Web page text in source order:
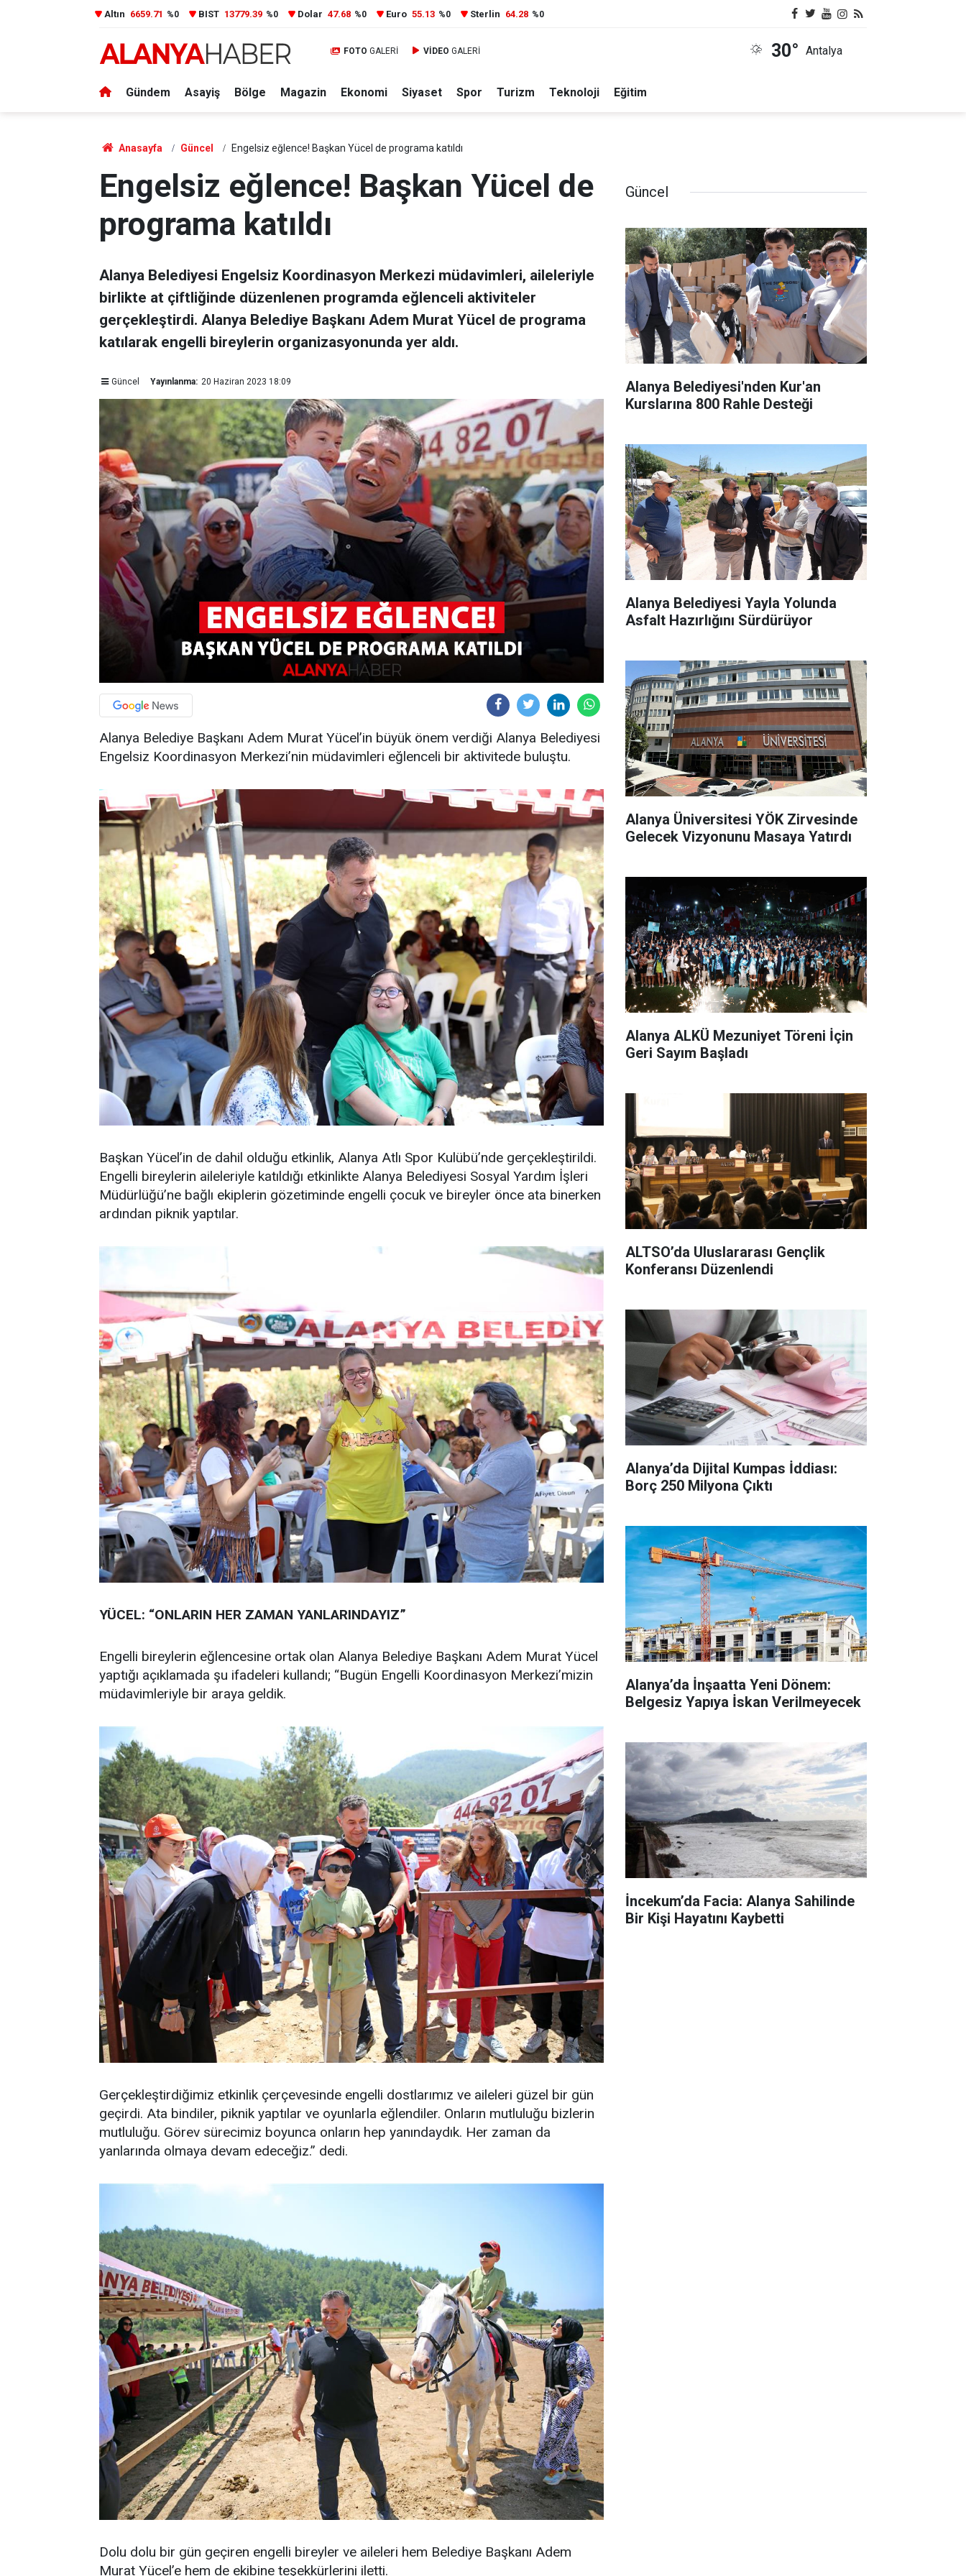
Altın 6659.71 %0 BIST 13779.39 %0 Dolar 47.68 %0 Euro 55.13 %0 Sterlin 64.28 %0
FOTO GALERİ VİDEO GALERİ 30° Antalya
Gündem Asayiş Bölge Magazin Ekonomi Siyaset Spor Turizm Teknoloji Eğitim
Anasayfa Güncel Engelsiz eğlence! Başkan Yücel de programa katıldı
Engelsiz eğlence! Başkan Yücel de
programa katıldı
Alanya Belediyesi Engelsiz Koordinasyon Merkezi müdavimleri, aileleriyle
birlikte at çiftliğinde düzenlenen programda eğlenceli aktiviteler
gerçekleştirdi. Alanya Belediye Başkanı Adem Murat Yücel de programa
katılarak engelli bireylerin organizasyonunda yer aldı.
Güncel Yayınlanma: 20 Haziran 2023 18:09
Alanya Belediye Başkanı Adem Murat Yücel’in büyük önem verdiği Alanya Belediyesi
Engelsiz Koordinasyon Merkezi’nin müdavimleri eğlenceli bir aktivitede buluştu.
Başkan Yücel’in de dahil olduğu etkinlik, Alanya Atlı Spor Kulübü’nde gerçekleştirildi.
Engelli bireylerin aileleriyle katıldığı etkinlikte Alanya Belediyesi Sosyal Yardım İşleri
Müdürlüğü’ne bağlı ekiplerin gözetiminde engelli çocuk ve bireyler önce ata binerken
ardından piknik yaptılar.
YÜCEL: “ONLARIN HER ZAMAN YANLARINDAYIZ”
Engelli bireylerin eğlencesine ortak olan Alanya Belediye Başkanı Adem Murat Yücel
yaptığı açıklamada şu ifadeleri kullandı; “Bugün Engelli Koordinasyon Merkezi’mizin
müdavimleriyle bir araya geldik.
Gerçekleştirdiğimiz etkinlik çerçevesinde engelli dostlarımız ve aileleri güzel bir gün
geçirdi. Ata bindiler, piknik yaptılar ve oyunlarla eğlendiler. Onların mutluluğu bizlerin
mutluluğu. Görev sürecimiz boyunca onların hep yanındaydık. Her zaman da
yanlarında olmaya devam edeceğiz.” dedi.
Dolu dolu bir gün geçiren engelli bireyler ve aileleri hem Belediye Başkanı Adem
Murat Yücel’e hem de ekibine teşekkürlerini iletti.
Güncel
Alanya Belediyesi'nden Kur'an
Kurslarına 800 Rahle Desteği
Alanya Belediyesi Yayla Yolunda
Asfalt Hazırlığını Sürdürüyor
Alanya Üniversitesi YÖK Zirvesinde
Gelecek Vizyonunu Masaya Yatırdı
Alanya ALKÜ Mezuniyet Töreni İçin
Geri Sayım Başladı
ALTSO’da Uluslararası Gençlik
Konferansı Düzenlendi
Alanya’da Dijital Kumpas İddiası:
Borç 250 Milyona Çıktı
Alanya’da İnşaatta Yeni Dönem:
Belgesiz Yapıya İskan Verilmeyecek
İncekum’da Facia: Alanya Sahilinde
Bir Kişi Hayatını Kaybetti